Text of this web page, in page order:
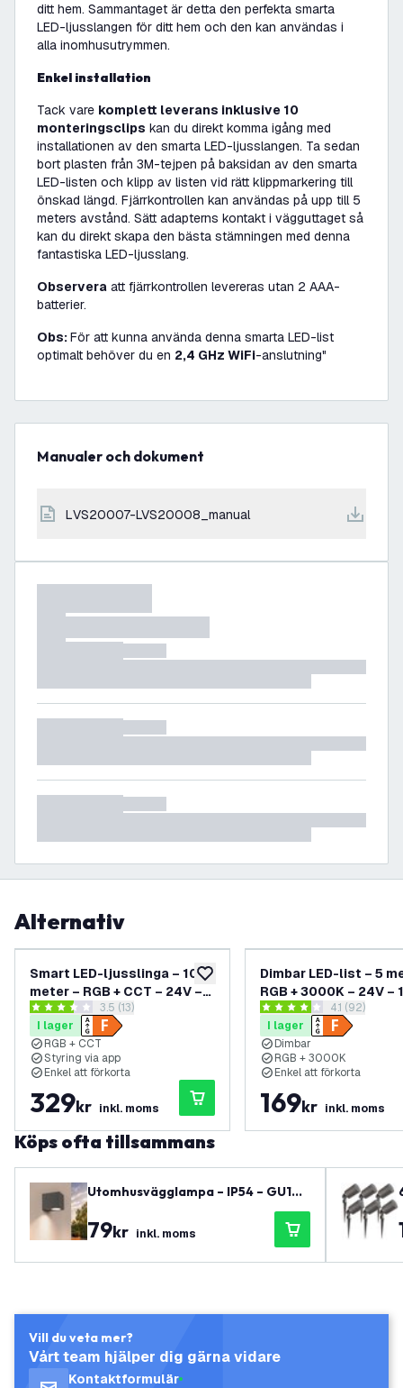
ditt hem. Sammantaget är detta den perfekta smarta
LED-ljusslangen för ditt hem och den kan användas i
alla inomhusutrymmen.
Enkel installation
Tack vare komplett leverans inklusive 10
monteringsclips kan du direkt komma igång med
installationen av den smarta LED-ljusslangen. Ta sedan
bort plasten från 3M-tejpen på baksidan av den smarta
LED-listen och klipp av listen vid rätt klippmarkering till
önskad längd. Fjärrkontrollen kan användas på upp till 5
meters avstånd. Sätt adapterns kontakt i vägguttaget så
kan du direkt skapa den bästa stämningen med denna
fantastiska LED-ljusslang.
Observera att fjärrkontrollen levereras utan 2 AAA-
batterier.
Obs:För att kunna använda denna smarta LED-list
optimalt behöver du en 2,4 GHz WiFi-anslutning"
Manualer och dokument
LVS20007-LVS20008_manual
Alternativ
lägg till i önskelistan
Smart LED-ljusslinga – 10
meter – RGB + CCT – 24V –
19W – Plug & Playöppna recensionspanel
3.5 stjärnbetyg3.5 (13)
I lager
RGB + CCT
Styring via app
Enkel att förkorta
329kr inkl. moms
Dimbar LED-list – 5
RGB + 3000K – 24V –
Plug & Playöppna
4.1 stjärnbetyg4.1 (92)
I lager
Dimbar
RGB + 3000K
Enkel att förkorta
169kr inkl. moms
Köps ofta tillsammans
Utomhusvägglampa – IP54 – GU10-
79kr inkl. moms
Vill du veta mer?
Vårt team hjälper dig gärna vidare
Kontaktformulär